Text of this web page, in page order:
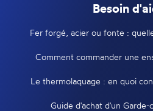
Besoin
Fer forgé, acier ou fonte :
Comment commander une
Le thermolaquage : en quoi
Guide d'achat d'un Garde-